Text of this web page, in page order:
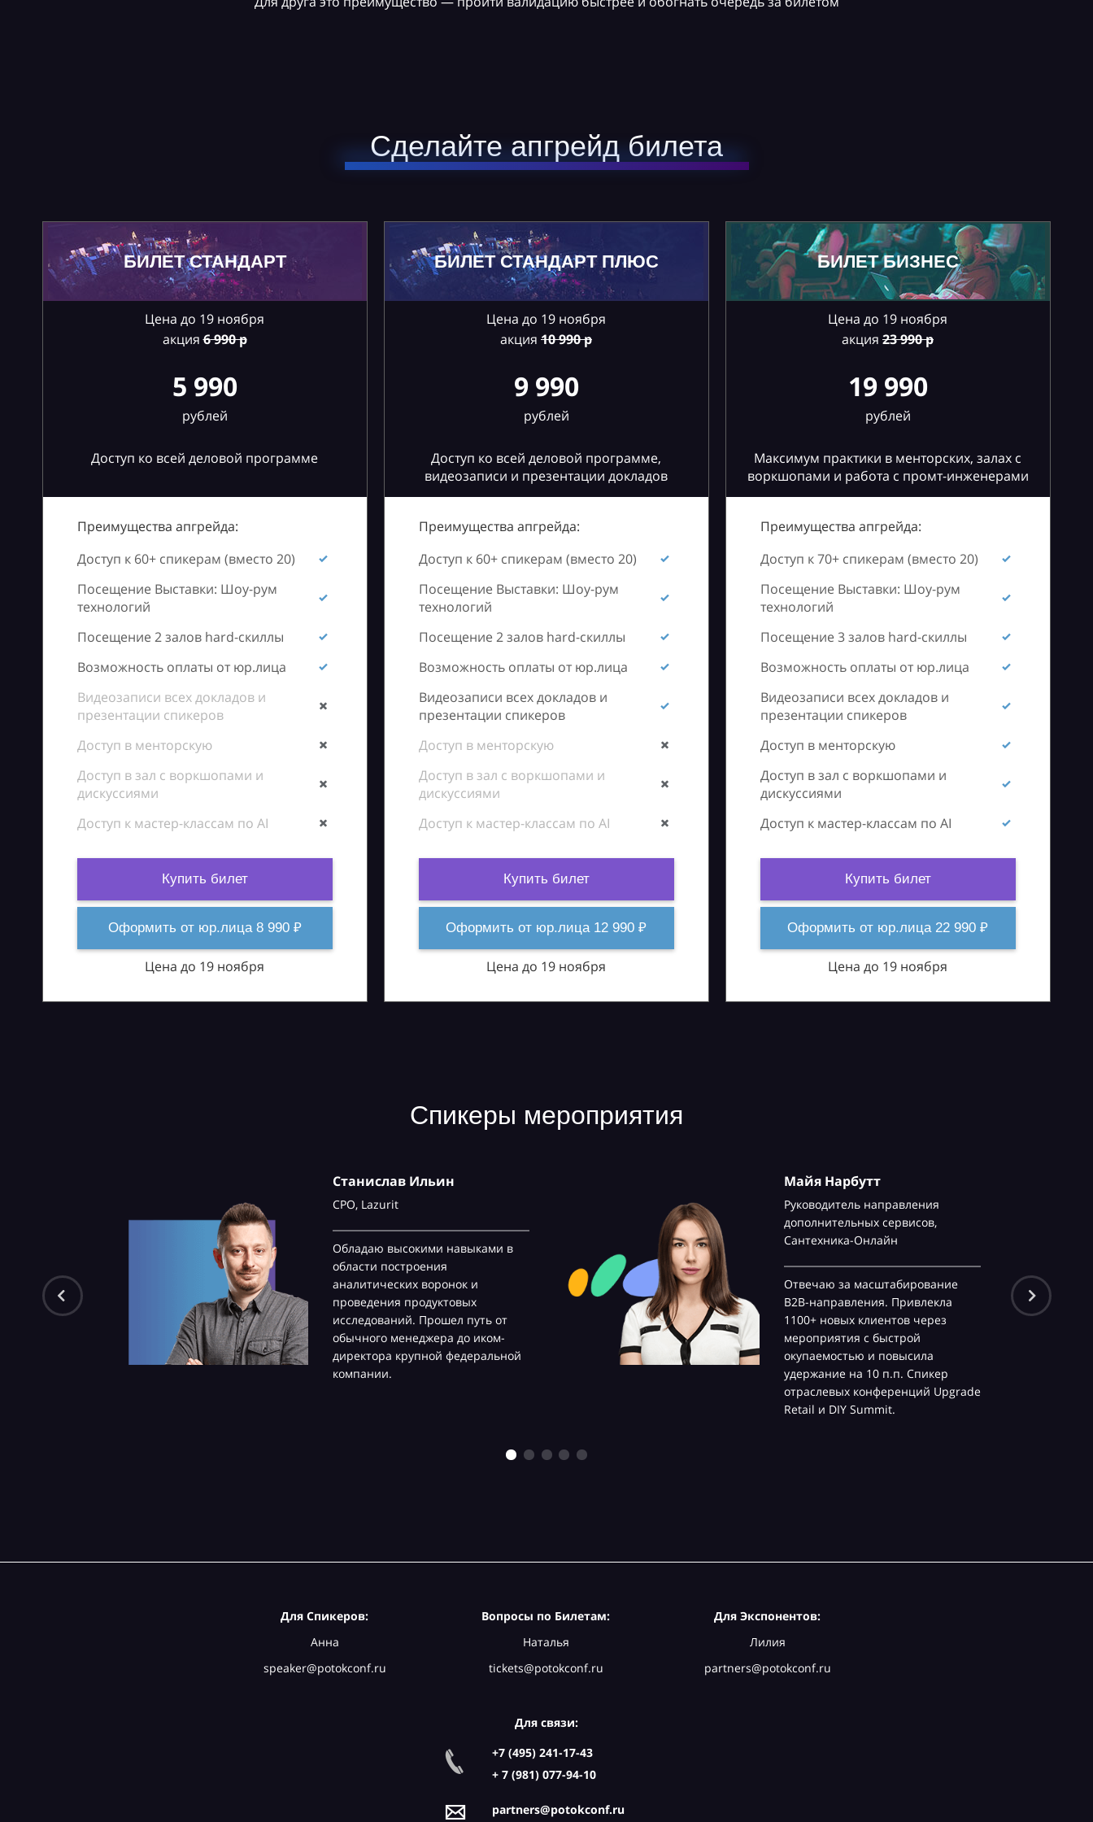
Сделайте апгрейд билета
БИЛЕТ СТАНДАРТ
Цена до 19 ноября
акция 6990 р
5 990
рублей
Доступ ко всей деловой программе
Преимущества апгрейда:
Доступ к 60+ спикерам (вместо 20)
Посещение Выставки: Шоу-рум
технологий
Посещение 2 залов hard-скиллы
Возможность оплаты от юр.лица
Видеозаписи всех докладов и
презентации спикеров
Доступ в менторскую
Доступ в зал с воркшопами и
дискуссиями
Доступ к мастер-классам по AI
Купить билет
Оформить от юр.лица 8 990 ₽
Цена до 19 ноября
БИЛЕТ СТАНДАРТ ПЛЮС
Цена до 19 ноября
акция 10990 р
9 990
рублей
Доступ ко всей деловой программе,
видеозаписи и презентации докладов
Преимущества апгрейда:
Доступ к 60+ спикерам (вместо 20)
Посещение Выставки: Шоу-рум
технологий
Посещение 2 залов hard-скиллы
Возможность оплаты от юр.лица
Видеозаписи всех докладов и
презентации спикеров
Доступ в менторскую
Доступ в зал с воркшопами и
дискуссиями
Доступ к мастер-классам по AI
Купить билет
Оформить от юр.лица 12 990 ₽
Цена до 19 ноября
БИЛЕТ БИЗНЕС
Цена до 19 ноября
акция 23990 р
19 990
рублей
Максимум практики в менторских, залах с
воркшопами и работа с промт-инженерами
Преимущества апгрейда:
Доступ к 70+ спикерам (вместо 20)
Посещение Выставки: Шоу-рум
технологий
Посещение 3 залов hard-скиллы
Возможность оплаты от юр.лица
Видеозаписи всех докладов и
презентации спикеров
Доступ в менторскую
Доступ в зал с воркшопами и
дискуссиями
Доступ к мастер-классам по AI
Купить билет
Оформить от юр.лица 22 990 ₽
Цена до 19 ноября
Спикеры мероприятия
Станислав Ильин
CPO, Lazurit
Обладаю высокими навыками в
области построения
аналитических воронок и
проведения продуктовых
исследований. Прошел путь от
обычного менеджера до иком-
директора крупной федеральной
компании.
Майя Нарбутт
Руководитель направления
дополнительных сервисов,
Сантехника-Онлайн
Отвечаю за масштабирование
B2B-направления. Привлекла
1100+ новых клиентов через
мероприятия с быстрой
окупаемостью и повысила
удержание на 10 п.п. Спикер
отраслевых конференций Upgrade
Retail и DIY Summit.
Для Спикеров:
Анна
speaker@potokconf.ru
Вопросы по Билетам:
Наталья
tickets@potokconf.ru
Для Экспонентов:
Лилия
partners@potokconf.ru
Для связи:
+7 (495) 241-17-43
+ 7 (981) 077-94-10
partners@potokconf.ru